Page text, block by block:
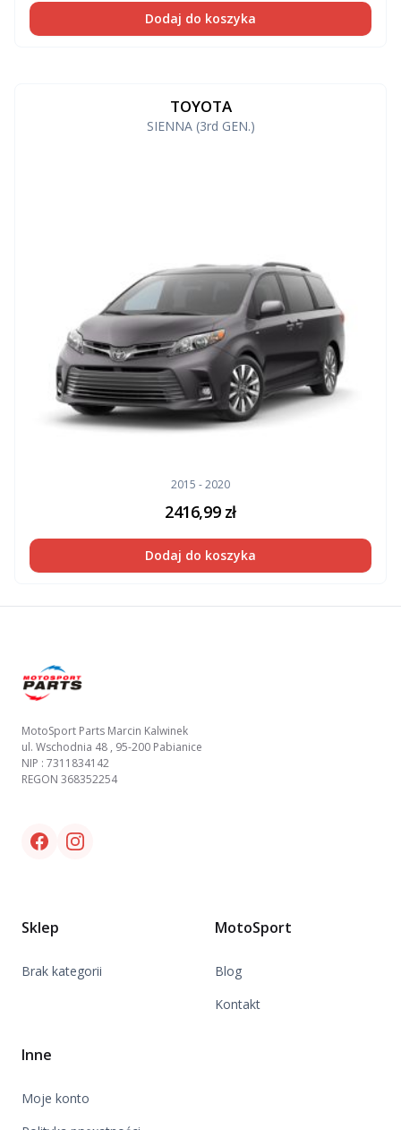
Dodaj do koszyka
TOYOTA
SIENNA (3rd GEN.)
2015 - 2020
2416,99 zł
Dodaj do koszyka
MotoSport Parts Marcin Kalwinek
ul. Wschodnia 48 , 95-200 Pabianice
NIP : 7311834142
REGON 368352254
Facebook link
Instagram link
Sklep
Brak kategorii
MotoSport
Blog
Kontakt
Inne
Moje konto